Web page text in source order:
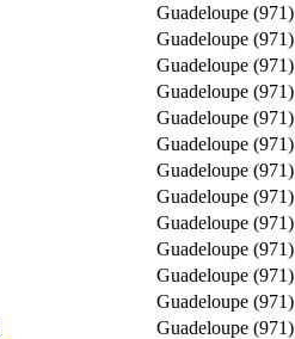
Guadeloupe (971)
Guadeloupe (971)
Guadeloupe (971)
Guadeloupe (971)
Guadeloupe (971)
Guadeloupe (971)
Guadeloupe (971)
Guadeloupe (971)
Guadeloupe (971)
Guadeloupe (971)
Guadeloupe (971)
Guadeloupe (971)
Guadeloupe (971)